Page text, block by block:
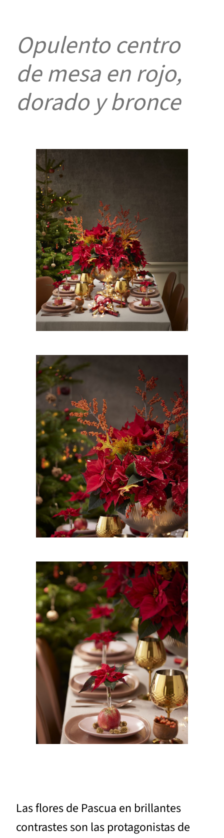
Opulento centro
de mesa en rojo,
dorado y bronce
Las flores de Pascua en brillantes
contrastes son las protagonistas de